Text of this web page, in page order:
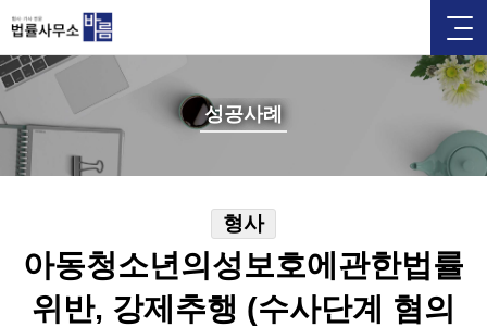
성공사례
형사
아동청소년의성보호에관한법률
위반, 강제추행 (수사단계 혐의